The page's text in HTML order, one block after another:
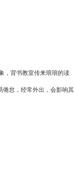
，背书教室传来琅琅的读
怠，经常外出，会影响其